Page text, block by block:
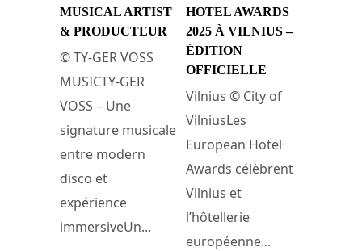
MUSICAL ARTIST
& PRODUCTEUR
© TY-GER VOSS
MUSICTY-GER
VOSS – Une
signature musicale
entre modern
disco et
expérience
immersiveUn...
HOTEL AWARDS
2025 À VILNIUS –
ÉDITION
OFFICIELLE
Vilnius © City of
VilniusLes
European Hotel
Awards célèbrent
Vilnius et
l’hôtellerie
européenne...